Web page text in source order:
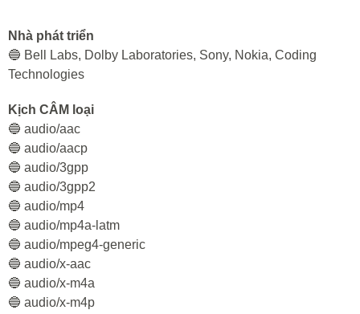
Nhà phát triển
🔵 Bell Labs, Dolby Laboratories, Sony, Nokia, Coding
Technologies
Kịch CÂM loại
🔵 audio/aac
🔵 audio/aacp
🔵 audio/3gpp
🔵 audio/3gpp2
🔵 audio/mp4
🔵 audio/mp4a-latm
🔵 audio/mpeg4-generic
🔵 audio/x-aac
🔵 audio/x-m4a
🔵 audio/x-m4p